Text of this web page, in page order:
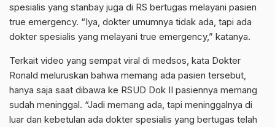
spesialis yang stanbay juga di RS bertugas melayani pasien
true emergency. “Iya, dokter umumnya tidak ada, tapi ada
dokter spesialis yang melayani true emergency,” katanya.
Terkait video yang sempat viral di medsos, kata Dokter
Ronald meluruskan bahwa memang ada pasien tersebut,
hanya saja saat dibawa ke RSUD Dok II pasiennya memang
sudah meninggal. “Jadi memang ada, tapi meninggalnya di
luar dan kebetulan ada dokter spesialis yang bertugas telah